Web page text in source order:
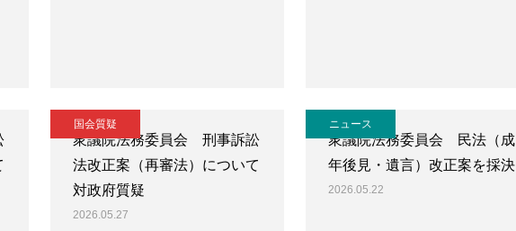
国会質疑
衆議院法務委員会 刑事訴訟
法改正案（再審法）について
対政府質疑
2026.05.27
ニュース
衆議院法務委員会 民法（成
年後見・遺言）改正案を採決
2026.05.22